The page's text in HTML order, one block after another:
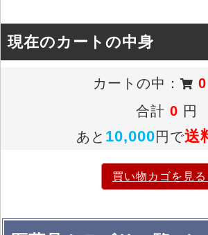
現在のカートの中身
カートの中： 0
合計0 円
あと 10,000円で送
買い物カゴを見